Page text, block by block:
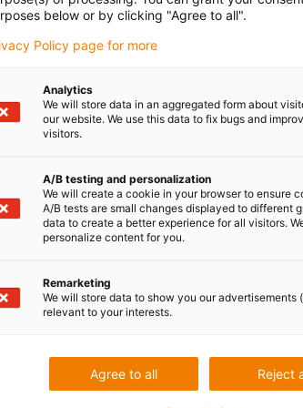
tester et à utiliser.
, même un novice en programmation
de temps. Les entreprises
des développeurs.
une équipe de spécialistes de
à adopter.
est testée aboutissant par un
du matériel et des
sont tous compatibles entre eux.
service sur-mesure ou bien de le
below or by clicking "Agree to all".
Policy page for more
Analytics
We will store data in an aggregated form about
our website. We use this data to fix bugs and
visitors.
A/B testing and personalization
We will create a cookie in your browser to ensure
A/B tests are small changes displayed to different
data to create a better experience for all visitors.
personalize content for you.
Remarketing
We will store data to show you our advertisements
relevant to your interests.
Agree to all Reject